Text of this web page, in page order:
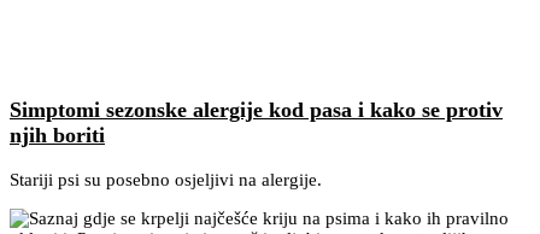
Simptomi sezonske alergije kod pasa i kako se protiv
njih boriti
Stariji psi su posebno osjeljivi na alergije.